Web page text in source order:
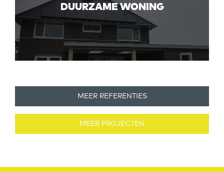
DUURZAME WONING
MEER REFERENTIES
MEER PROJECTEN